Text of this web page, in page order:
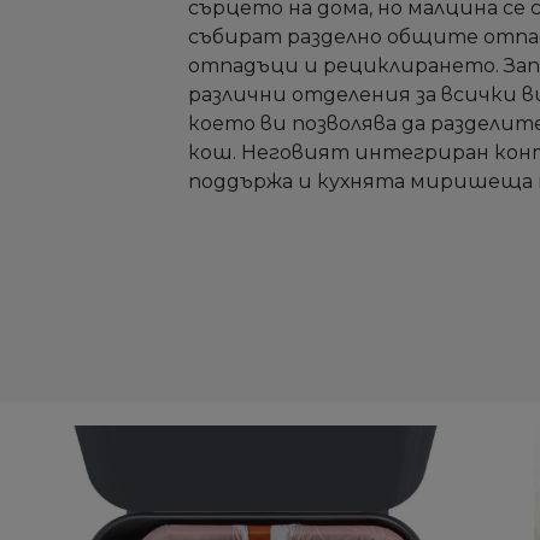
сърцето на дома, но малцина се
събират разделно общите
отпадъци и рециклирането.
различни отделения за всички
което ви позволява да
кош. Неговият интегриран
поддържа и кухнята миришеща